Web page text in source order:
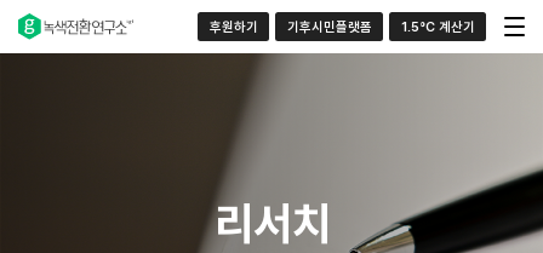
후원하기 기후시민플랫폼 1.5°C 계산기
리서치